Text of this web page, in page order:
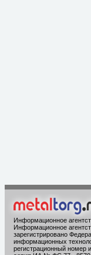
Информационное
Информационное
зарегистрировано
информационных
регистрационный номер